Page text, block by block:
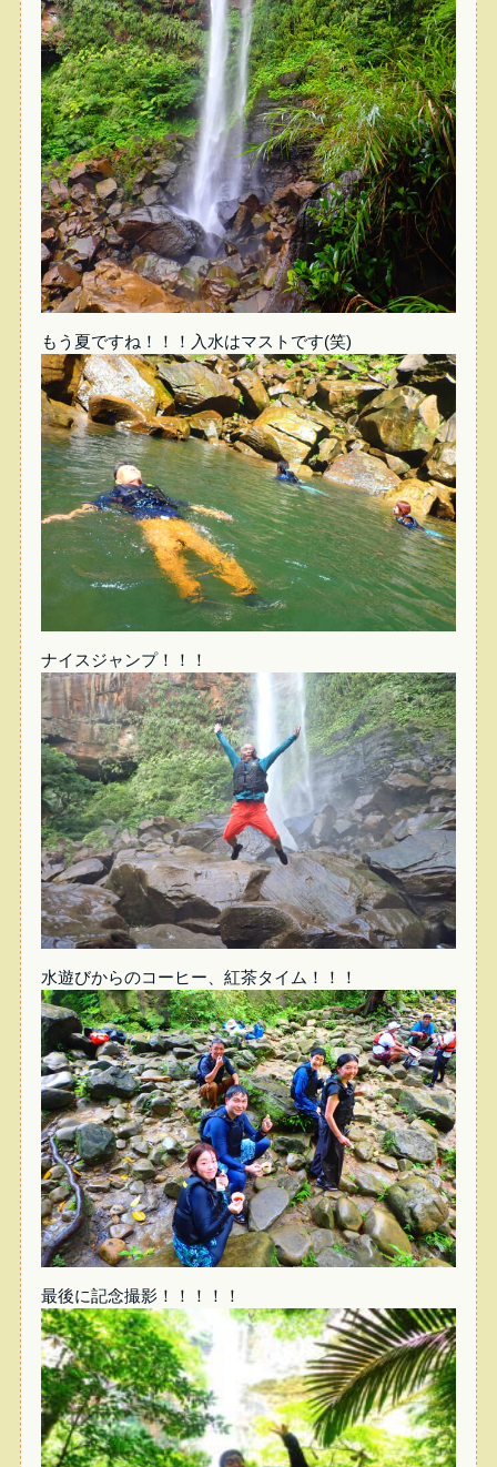
もう夏ですね！！！入水はマストです(笑)
ナイスジャンプ！！！
水遊びからのコーヒー、紅茶タイム！！！
最後に記念撮影！！！！！